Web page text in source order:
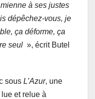
à ses justes
dépêchez-vous, je
ça déforme, ça
seul », écrit Butel
sous L’Azur, une
et relue à